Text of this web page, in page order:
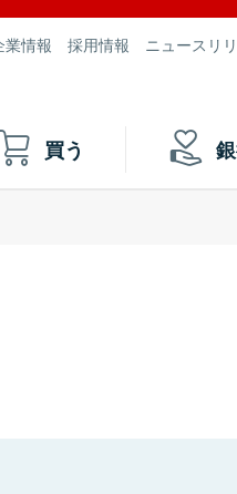
業情報 採用情報 ニュースリ
買う